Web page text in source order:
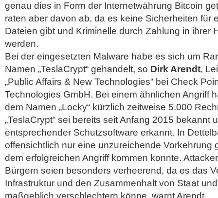
genau dies in Form der Internetwährung Bitcoin
raten aber davon ab, da es keine Sicherheiten für
Dateien gibt und Kriminelle durch Zahlung in ihrer
werden.
Bei der eingesetzten Malware habe es sich um
Namen „TeslaCrypt“ gehandelt, so Dirk Arendt,
„Public Affairs & New Technologies“ bei Check
Technologies GmbH. Bei einem ähnlichen Angriff
dem Namen „Locky“ kürzlich zeitweise 5.000
„TeslaCrypt“ sei bereits seit Anfang 2015 bekannt
entsprechender Schutzsoftware erkannt. In
offensichtlich nur eine unzureichende Vorkehrung
dem erfolgreichen Angriff kommen konnte.
Bürgern seien besonders verheerend, da es das
Infrastruktur und den Zusammenhalt von Staat
maßgeblich verschlechtern könne, warnt Arendt.